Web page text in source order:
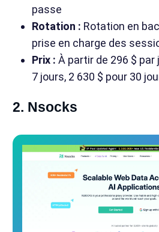
passe
Rotation : Rotation en
prise en charge des
Prix : À partir de 296 $ par
7 jours, 2 630 $ pour 30
2. Nsocks